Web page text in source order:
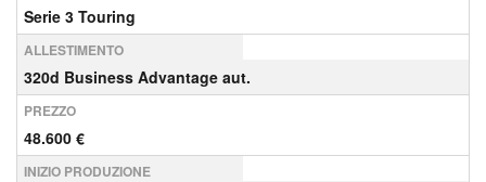
Serie 3 Touring
ALLESTIMENTO
320d Business Advantage aut.
PREZZO
48.600 €
INIZIO PRODUZIONE